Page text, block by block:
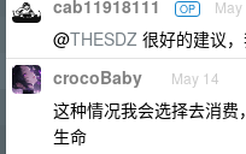
cab11918111 OP
@THESDZ 很好的建议
crocoBaby May 14
这种情况我会选择去消
生命